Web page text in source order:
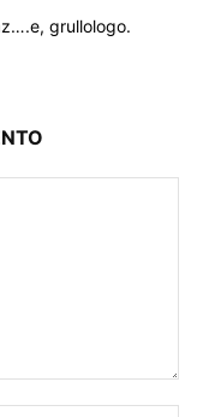
grullologo.